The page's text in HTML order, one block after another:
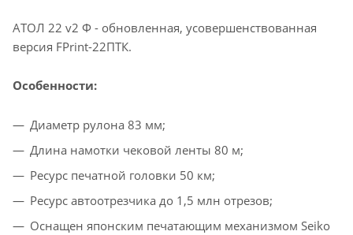
АТОЛ 22 v2 Ф - обновленная, усовершенствованная
версия FPrint-22ПТК.
Особенности:
Диаметр рулона 83 мм;
Длина намотки чековой ленты 80 м;
Ресурс печатной головки 50 км;
Ресурс автоотрезчика до 1,5 млн отрезов;
Оснащен японским печатающим механизмом Seiko